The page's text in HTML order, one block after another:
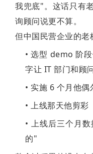
我兜底"。这话只有
询顾问说更不算。
但中国民营企业的老
• 选型 demo 阶
字让 IT 部门和顾
• 实施 6 个月他
• 上线那天他剪彩
• 上线后三个月
的"